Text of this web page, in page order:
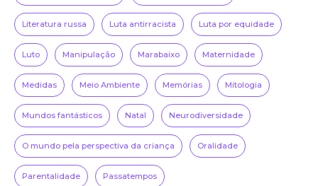
Literatura russa Luta antirracista Luta por equidade
Luto Manipulação Marabaixo Maternidade
Medidas Meio Ambiente Memórias Mitologia
Mundos fantásticos Natal Neurodiversidade
O mundo pela perspectiva da criança Oralidade
Parentalidade Passatempos